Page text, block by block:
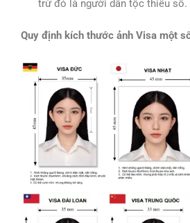
trừ đó là người dân tộc thiểu số.
Quy định kích thước ảnh Visa một